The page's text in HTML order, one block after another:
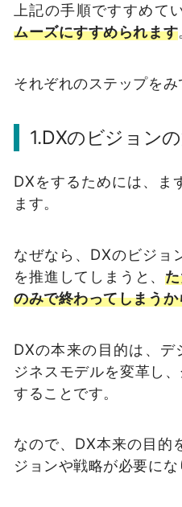
上記の手順ですすめて
ムーズにすすめられます
それぞれのステップをみ
1.DXのビジョン
DXをするためには、ま
ます。
なぜなら、DXのビジョ
を推進してしまうと、
のみで終わってしまうか
DXの本来の目的は、
ジネスモデルを変革し
することです。
なので、DX本来の目的
ジョンや戦略が必要にな